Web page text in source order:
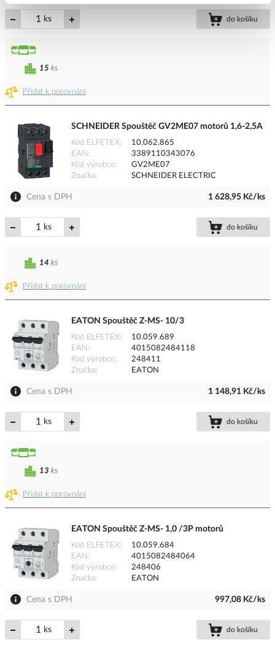
ks do košíku
Přidat k porovnání
15 ks
SCHNEIDER Spouštěč GV2ME07 motorů 1,6-2,5A
Kód ELFETEX
10.062.865
EAN
3389110343076
Kód výrobce
GV2ME07
Značka
SCHNEIDER ELECTRIC
Cena s DPH 1 628,95 Kč/ks
ks do košíku
Přidat k porovnání
14 ks
EATON Spouštěč Z-MS- 10/3
Kód ELFETEX
10.059.689
EAN
4015082484118
Kód výrobce
248411
Značka
EATON
Cena s DPH 1 148,91 Kč/ks
ks do košíku
Přidat k porovnání
13 ks
EATON Spouštěč Z-MS- 1,0 /3P motorů
Kód ELFETEX
10.059.684
EAN
4015082484064
Kód výrobce
248406
Značka
EATON
Cena s DPH 997,08 Kč/ks
ks do košíku